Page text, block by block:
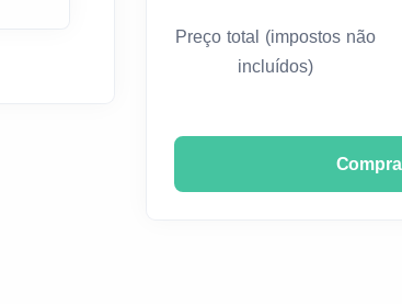
Preço total (impostos não
incluídos)